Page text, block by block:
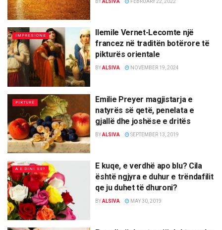
IMPRESIONE
Ilemile Vernet-Lecomte një
francez në traditën botërore të
pikturës orientale
BYALSIVA NOVEMBER 19, 2024
PIKTURË
Emilie Preyer magjistarja e
natyrës së qetë, penelata e
gjallë dhe joshëse e dritës
BYALSIVA SEPTEMBER 13, 2019
A E DINI SE?
E kuqe, e verdhë apo blu? Cila
është ngjyra e duhur e trëndafilit
qe ju duhet të dhuroni?
BYALSIVA MAY 30, 2019